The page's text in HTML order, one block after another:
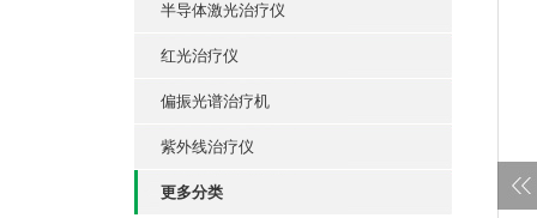
半导体激光治疗仪
红光治疗仪
偏振光谱治疗机
紫外线治疗仪
更多分类